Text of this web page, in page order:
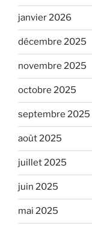
janvier 2026
décembre 2025
novembre 2025
octobre 2025
septembre 2025
août 2025
juillet 2025
juin 2025
mai 2025